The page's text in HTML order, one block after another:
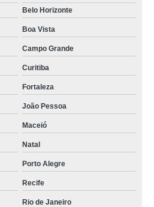
Belo Horizonte
Boa Vista
Campo Grande
Curitiba
Fortaleza
João Pessoa
Maceió
Natal
Porto Alegre
Recife
Rio de Janeiro